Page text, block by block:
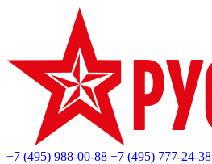
+7 (495) 988-00-88 +7 (495) 777-24-38